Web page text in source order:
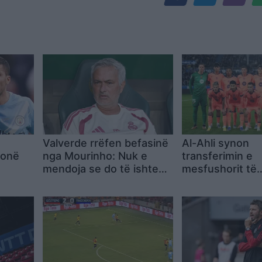
Valverde rrëfen befasinë
nga Mourinho: Nuk e
mendoja se do të ishte
Al-Ahli synon
transferimin e
mesfushorit të